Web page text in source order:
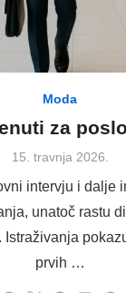
Moda
za
Posted
15. travnja 2026.
intervju i dalje
unatoč rastu
prvih …